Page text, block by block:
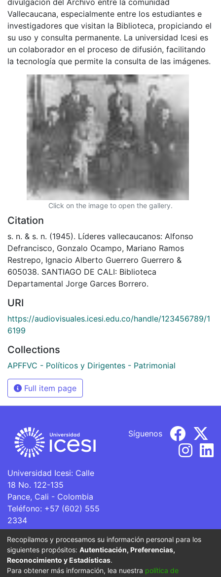
Vallecaucana, especialmente entre los estudiantes e
investigadores que visitan la Biblioteca, propiciando el
su uso y consulta permanente. La universidad Icesi es
un colaborador en el proceso de difusión, facilitando
la tecnología que permite la consulta de las imágenes.
Click on the image to open the gallery.
Citation
s. n. & s. n. (1945). Líderes vallecaucanos: Alfonso
Defrancisco, Gonzalo Ocampo, Mariano Ramos
Restrepo, Ignacio Alberto Guerrero Guerrero &
605038. SANTIAGO DE CALI: Biblioteca
Departamental Jorge Garces Borrero.
URI
https://audiovisuales.icesi.edu.co/handle/123456789/1
6199
Collections
APFFVC - Políticos y Dirigentes - Patrimonial
Full item page
Universidad Icesi: Calle
18 No. 122-135
Pance, Cali - Colombia
Teléfono: +57 (602) 555
2334
ventanillaunica@icesi.edu.co
Síguenos
La Universidad Icesi es una Institución de Educación
Superior que se encuentra sujeta a inspección y vigilancia
Recopilamos y procesamos su información personal para los
siguientes propósitos: Autenticación, Preferencias,
Reconocimiento y Estadísticas.
Para obtener más información, lea nuestra política de